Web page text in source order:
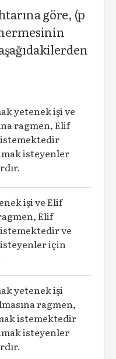
göre, (p
yetenek işi ve
ragmen, Elif
isteyenler
işi ve Elif
Elif
ve
için
yetenek işi
ragmen,
istemektedir
isteyenler